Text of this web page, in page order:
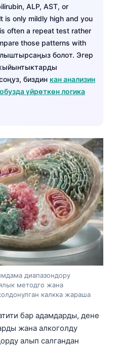
ALP, AST, or
is only mildly high and you
often a repeat test rather
those patterns with
болот. Эгер
биздин кан анализин
үйрөткөн логика
диапазондору
методго жана
калкка жараша
бар адамдарды, дене
жана алкоголду
алып салгандан